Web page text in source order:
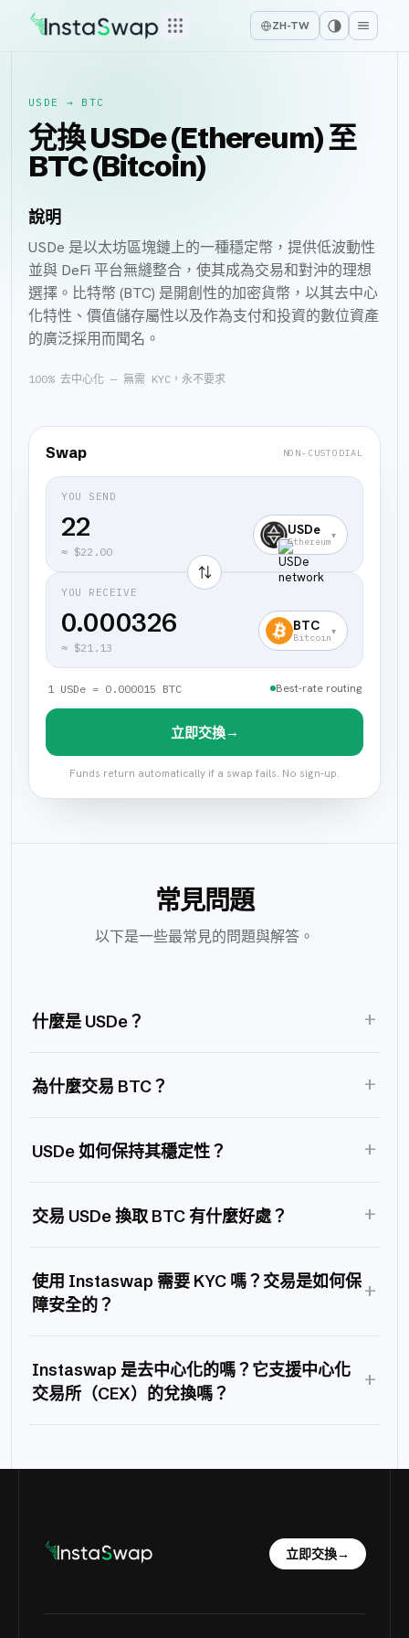
ZH-TW
USDE → BTC
兌換 USDe (Ethereum) 至
BTC (Bitcoin)
說明
USDe 是以太坊區塊鏈上的一種穩定幣，提供低波動性
並與 DeFi 平台無縫整合，使其成為交易和對沖的理想
選擇。比特幣 (BTC) 是開創性的加密貨幣，以其去中心
化特性、價值儲存屬性以及作為支付和投資的數位資產
的廣泛採用而聞名。
100% 去中心化 — 無需 KYC，永不要求
Swap NON-CUSTODIAL
YOU SEND
≈ $22.00
USDe
Ethereum
▾
⇅
YOU RECEIVE
0.000326
≈ $21.13
BTC
Bitcoin
▾
1 USDe = 0.000015 BTC Best-rate routing
立即交換→
Funds return automatically if a swap fails. No sign-up.
常見問題
以下是一些最常見的問題與解答。
什麼是 USDe？ +
為什麼交易 BTC？ +
USDe 如何保持其穩定性？ +
交易 USDe 換取 BTC 有什麼好處？ +
使用 Instaswap 需要 KYC 嗎？交易是如何保
障安全的？
+
Instaswap 是去中心化的嗎？它支援中心化
交易所（CEX）的兌換嗎？
+
立即交換→